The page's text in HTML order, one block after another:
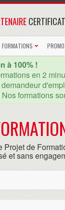
FORMATIONS
à 100% !
en 2
formations
Projet de
et sans